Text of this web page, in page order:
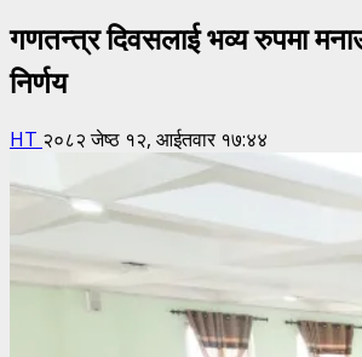
गणतन्त्र दिवसलाई भव्य रुपमा
निर्णय
HT २०८२ जेष्ठ १२, आईतवार १७:४४